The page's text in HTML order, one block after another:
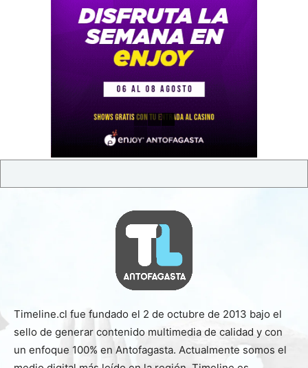
Timeline.cl fue fundado el 2 de octubre de 2013 bajo el
sello de generar contenido multimedia de calidad y con
un enfoque 100% en Antofagasta. Actualmente somos el